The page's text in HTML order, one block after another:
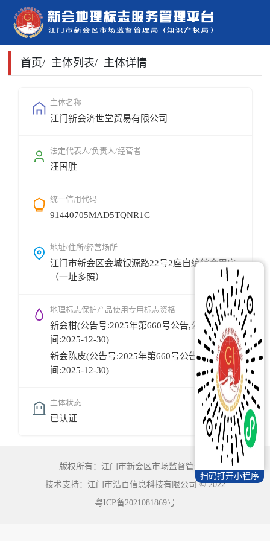
首页
政策法规
申请指南
地标地图
用户登录
首页/ 主体列表/ 主体详情
主体名称
江门新会济世堂贸易有限公司
法定代表人/负责人/经营者
汪国胜
统一信用代码
91440705MAD5TQNR1C
地址/住所/经营场所
江门市新会区会城银源路22号2座自编综合用房
（一址多照）
地理标志保护产品使用专用标志资格
新会柑(公告号:2025年第660号公告,公告时
间:2025-12-30)
新会陈皮(公告号:2025年第660号公告,公告时
间:2025-12-30)
主体状态
已认证
扫码打开小程序
版权所有：江门市新会区市场监督管理局
技术支持：江门市浩百信息科技有限公司©2022
粤ICP备2021081869号